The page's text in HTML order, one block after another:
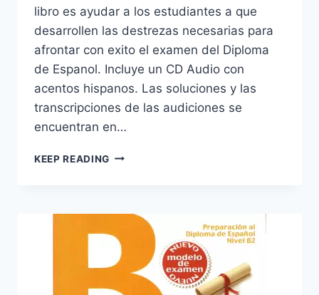
libro es ayudar a los estudiantes a que
desarrollen las destrezas necesarias para
afrontar con exito el examen del Diploma
de Espanol. Incluye un CD Audio con
acentos hispanos. Las soluciones y las
transcripciones de las audiciones se
encuentran en…
KEEP READING PREPARACIÓN
ESPAÑOL
NIVEL
C2